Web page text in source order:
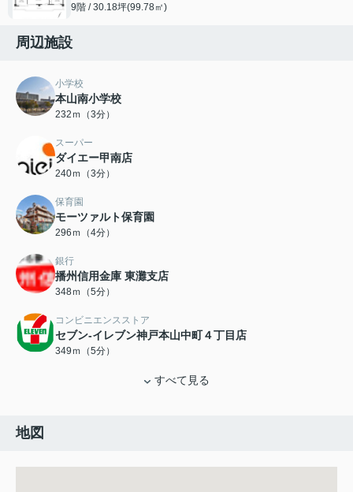
9階 / 30.18坪(99.78㎡)
周辺施設
小学校
本山南小学校
232ｍ（3分）
スーパー
ダイエー甲南店
240ｍ（3分）
保育園
モーツァルト保育園
296ｍ（4分）
銀行
播州信用金庫 東灘支店
348ｍ（5分）
コンビニエンスストア
セブン-イレブン神戸本山中町４丁目店
349ｍ（5分）
すべて見る
地図